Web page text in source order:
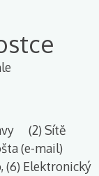
(2) Sítě
(e-mail)
(6) Elektronický